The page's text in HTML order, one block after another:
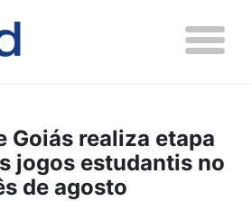
Goiás realiza etapa
jogos estudantis no
de agosto